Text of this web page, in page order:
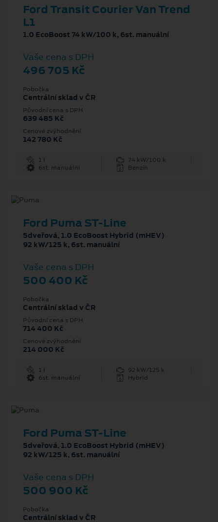
Ford Transit Courier Van Trend
L1
1.0 EcoBoost 74 kW/100 k, 6st. manuální
Vaše cena s DPH
496 705 Kč
Pobočka
Centrální sklad v ČR
Původní cena s DPH
639 485 Kč
Cenové zvýhodnění
142 780 Kč
1 l
74 kW/100 k
6st. manuální
Benzín
Ford Puma ST-Line
5dveřová, 1.0 EcoBoost Hybrid (mHEV)
92 kW/125 k, 6st. manuální
Vaše cena s DPH
500 400 Kč
Pobočka
Centrální sklad v ČR
Původní cena s DPH
714 400 Kč
Cenové zvýhodnění
214 000 Kč
1 l
92 kW/125 k
6st. manuální
Hybrid
Ford Puma ST-Line
5dveřová, 1.0 EcoBoost Hybrid (mHEV)
92 kW/125 k, 6st. manuální
Vaše cena s DPH
500 900 Kč
Pobočka
Centrální sklad v ČR